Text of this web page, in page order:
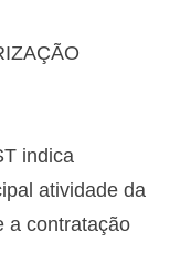
indica
atividade da
a contratação